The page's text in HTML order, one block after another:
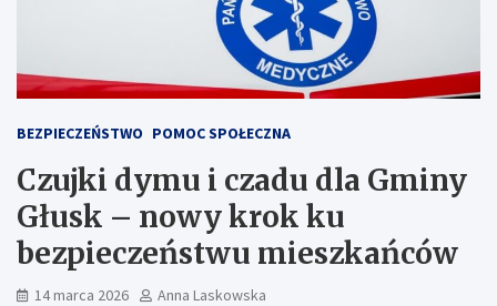
BEZPIECZEŃSTWO POMOC SPOŁECZNA
Czujki dymu i czadu dla Gminy
Głusk – nowy krok ku
bezpieczeństwu mieszkańców
14 marca 2026 Anna Laskowska